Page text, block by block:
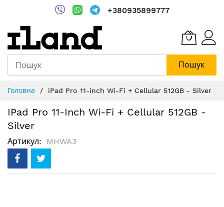
+380935899777
Пошук
Content
Головна iPad Pro 11-inch Wi-Fi + Cellular 512GB - Silver
IPad Pro 11-Inch Wi-Fi + Cellular 512GB -
Silver
Артикул MHWA3